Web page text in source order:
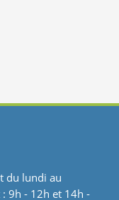
du lundi au
9h - 12h et 14h -